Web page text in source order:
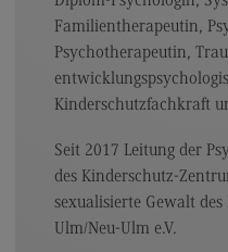
Familientherapeutin,
Psychotherapeutin,
Kinderschutzfachkraft
Seit 2017 Leitung der
des Kinderschutz-
sexualisierte Gewalt
Ulm/Neu-Ulm e.V.